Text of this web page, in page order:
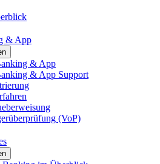
& App
& App
& App Support
(VoP)